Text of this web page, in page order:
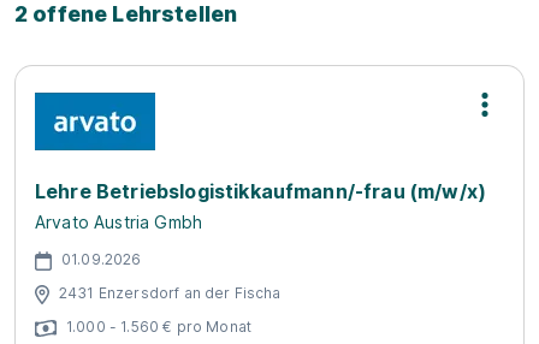
2 offene Lehrstellen
Lehre Betriebslogistikkaufmann/-frau (m/w/x)
Arvato Austria Gmbh
01.09.2026
2431 Enzersdorf an der Fischa
1.000 - 1.560 € pro Monat